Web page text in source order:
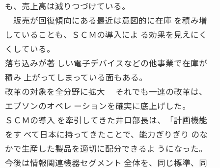
も、売上高は減りつづけている。
販売が回復傾向にある最近は意図的に在庫 を積み増
していることも、ＳＣＭの導入によ る効果を見えにく
くしている。
落ち込みが著 しい電子デバイスなどの他事業で在庫が
積み 上がってしまっている面もある。
改革の対象を全分野に拡大 それでも一連の改革は、
エプソンのオペレ ーションを確実に底上げした。
ＳＣＭの導入 を牽引してきた井口部長は、「計画機能
をす べて日本に持ってきたことで、能力ぎりぎり のな
かで生産した製品を適切に配分できるよ うになった。
今後は情報関連機器セグメント 全体を、同じ標準、同